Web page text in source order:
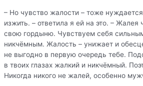
– Но чувство жалости – тоже
изжить. – ответила я ей на это. –
свою гордыню. Чувствуем себя
никчёмным. Жалость – унижает и
не выгодно в первую очередь тебе.
в твоих глазах жалкий и никчёмный.
Никогда никого не жалей, особенно